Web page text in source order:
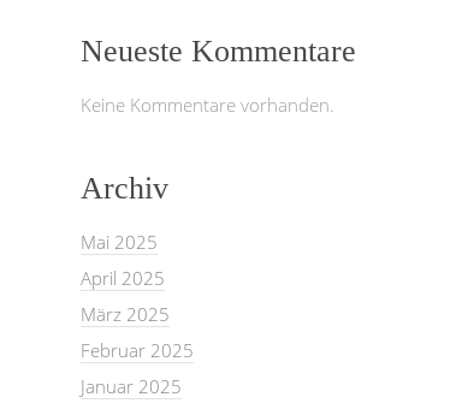
Neueste Kommentare
Keine Kommentare vorhanden.
Archiv
Mai 2025
April 2025
März 2025
Februar 2025
Januar 2025